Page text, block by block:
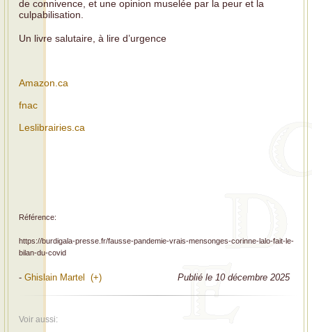
de connivence, et une opinion muselée par la peur et la
culpabilisation.
Un livre salutaire, à lire d’urgence
Amazon.ca
fnac
Leslibrairies.ca
Référence:
https://burdigala-presse.fr/fausse-pandemie-vrais-mensonges-corinne-lalo-fait-le-
bilan-du-covid
- Ghislain Martel (+) Publié le 10 décembre 2025
Voir aussi: